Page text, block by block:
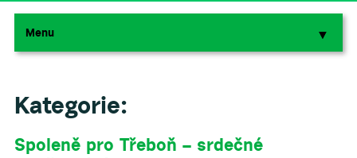
Menu ▼
▼
Kategorie:
Spoleně pro Třeboň – srdečné